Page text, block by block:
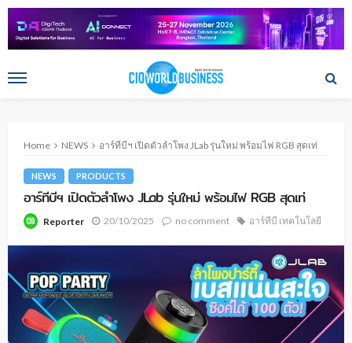
Home NEWS อาร์ทีบีฯ เปิดตัวลำโพง JLab รุ่นใหม่ พร้อมไฟ RGB สุดเท่
NEWS PRODUCTS
อาร์ทีบีฯ เปิดตัวลำโพง JLab รุ่นใหม่ พร้อมไฟ RGB สุดเท่
Reporter 20/10/2025 no comment อาร์ทีบี เทคโนโลยี